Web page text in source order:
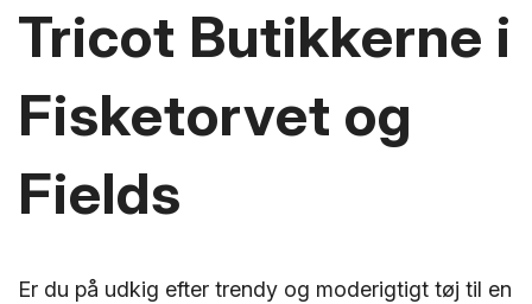
Tricot Butikkerne i
Fisketorvet og
Fields
Er du på udkig efter trendy og moderigtigt tøj til en